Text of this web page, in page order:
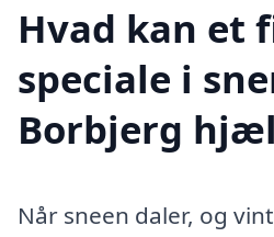
Hvad kan et
speciale i
Borbjerg
Når sneen daler, og